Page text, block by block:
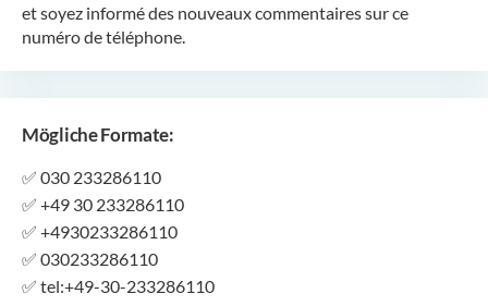
et soyez informé des nouveaux commentaires sur ce
numéro de téléphone.
Mögliche Formate:
✅ 030 233286110
✅ +49 30 233286110
✅ +4930233286110
✅ 030233286110
✅ tel:+49-30-233286110